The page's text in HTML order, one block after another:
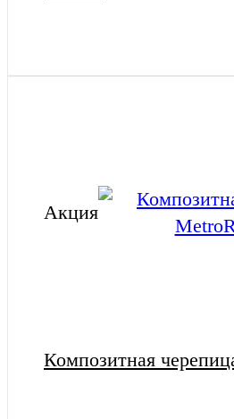
Акция
Композитная